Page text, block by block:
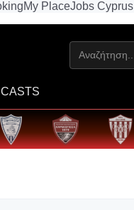
My PlaceJobs Cyprus